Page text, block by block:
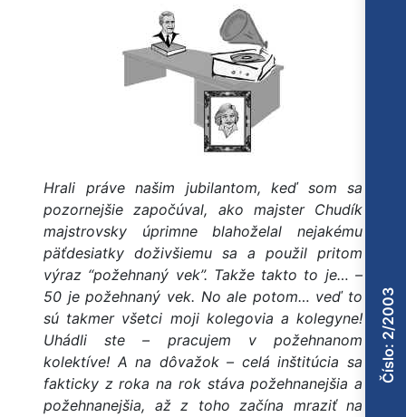
Hrali práve našim jubilantom, keď som sa
pozornejšie započúval, ako majster Chudík
majstrovsky úprimne blahoželal nejakému
päťdesiatky doživšiemu sa a použil pritom
výraz “požehnaný vek”. Takže takto to je… –
50 je požehnaný vek. No ale potom… veď to
sú takmer všetci moji kolegovia a kolegyne!
Uhádli ste – pracujem v požehnanom
kolektíve! A na dôvažok – celá inštitúcia sa
fakticky z roka na rok stáva požehnanejšia a
požehnanejšia, až z toho začína mraziť na
Číslo: 2/2003